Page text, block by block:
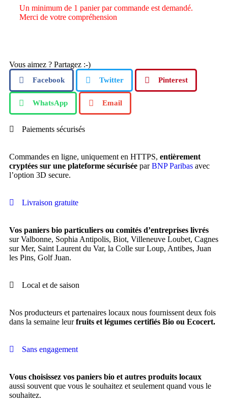
Un minimum de 1 panier par commande est demandé.
Merci de votre compréhension
Vous aimez ? Partagez :-)
Facebook Twitter Pinterest
WhatsApp Email
Paiements sécurisés
Commandes en ligne, uniquement en HTTPS, entièrement
cryptées sur une plateforme sécurisée parBNP Paribas avec
l’option 3D secure.
Livraison gratuite
Vos paniers bio particuliers ou comités d’entreprises livrés
sur Valbonne, Sophia Antipolis, Biot, Villeneuve Loubet, Cagnes
sur Mer, Saint Laurent du Var, la Colle sur Loup, Antibes, Juan
les Pins, Golf Juan.
Local et de saison
Nos producteurs et partenaires locaux nous fournissent deux fois
dans la semaine leurfruits et légumes certifiés Bio ou Ecocert.
Sans engagement
Vous choisissez vos paniers bio et autres produits locaux
aussi souvent que vous le souhaitez et seulement quand vous le
souhaitez.